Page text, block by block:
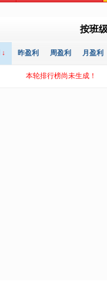
按班
↓ 昨盈利 周盈利 月盈利
本轮排行榜尚未生成！